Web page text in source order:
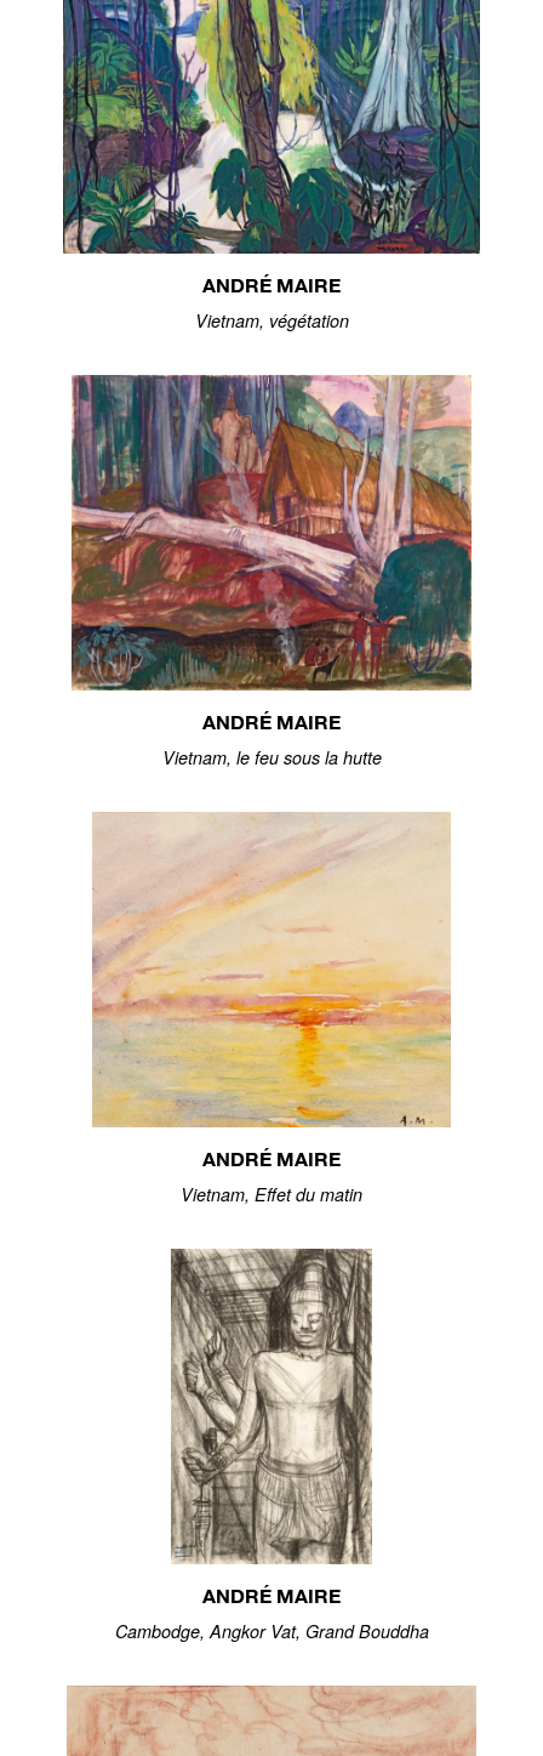
ANDRÉ MAIRE
Vietnam, végétation
ANDRÉ MAIRE
Vietnam, le feu sous la hutte
ANDRÉ MAIRE
Vietnam, Effet du matin
ANDRÉ MAIRE
Cambodge, Angkor Vat, Grand Bouddha